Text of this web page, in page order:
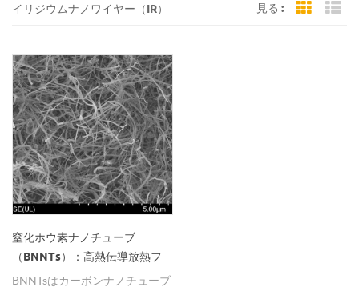
イリジウムナノワイヤー（IR） 見る : Grid
窒化ホウ素ナノチューブ
（BNNTs）：高熱伝導放熱フ
ィラー
BNNTsはカーボンナノチューブ